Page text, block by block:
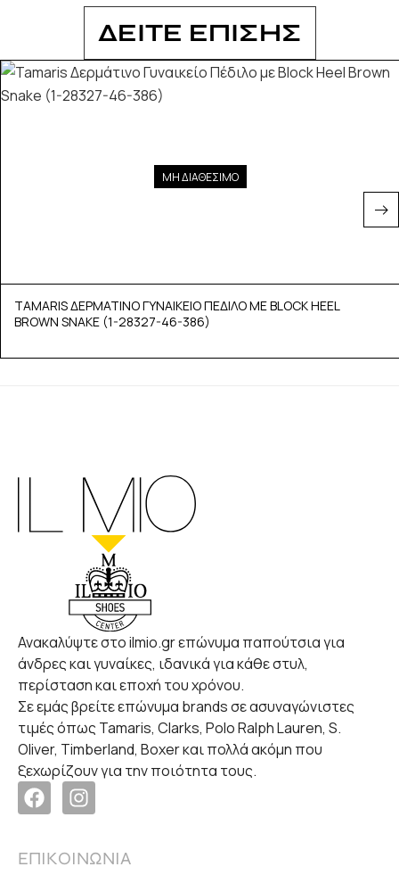
ΔΕΙΤΕ ΕΠΙΣΗΣ
ΜΗ ΔΙΑΘΕΣΙΜΟ
TAMARIS ΔΕΡΜΑΤΙΝΟ ΓΥΝΑΙΚΕΙΟ ΠΕΔΙΛΟ ΜΕ BLOCK HEEL
BROWN SNAKE (1-28327-46-386)
Ανακαλύψτε στο ilmio.gr επώνυμα παπούτσια για
άνδρες και γυναίκες, ιδανικά για κάθε στυλ,
περίσταση και εποχή του χρόνου.
Σε εμάς βρείτε επώνυμα brands σε ασυναγώνιστες
τιμές όπως Tamaris, Clarks, Polo Ralph Lauren, S.
Oliver, Timberland, Boxer και πολλά ακόμη που
ξεχωρίζουν για την ποιότητα τους.
ΕΠΙΚΟΙΝΩΝΙΑ